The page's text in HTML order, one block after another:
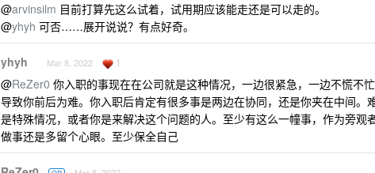
@arvinsilm 目前打算先这么试着，试用期应该能走还是可以走的。
@yhyh 可否……展开说说？有点好奇。
yhyh Mar 8, 2022 1
@ReZer0 你入职的事现在在公司就是这种情况，一边很紧急，一边不慌不
导致你前后为难。你入职后肯定有很多事是两边在协同，还是你夹在中间。
是特殊情况，或者你是来解决这个问题的人。至少有这么一幢事，作为旁观
做事还是多留个心眼。至少保全自己